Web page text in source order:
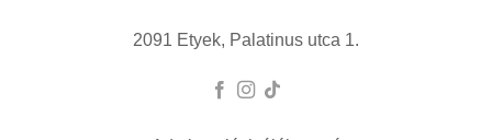
2091 Etyek, Palatinus utca 1.